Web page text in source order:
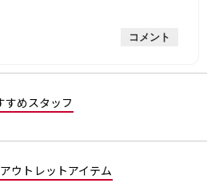
す。
／
5
す。
星
2
5
す。
コメント
すめスタッフ
ウトレットアイテム